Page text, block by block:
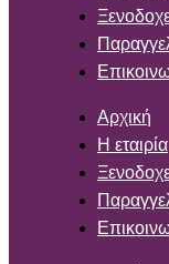
Αρχική
Η εταιρία